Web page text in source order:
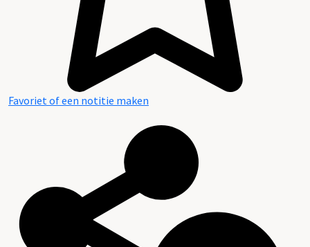
Favoriet of een notitie maken